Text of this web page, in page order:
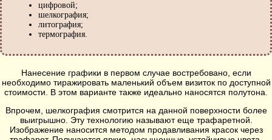
цифровой;
шелкография;
литография;
термография.
Нанесение графики в первом случае востребовано, если
необходимо тиражировать маленький объем визиток по доступной
стоимости. В этом варианте также идеально наносятся полутона.
Впрочем, шелкография смотрится на данной поверхности более
выигрышно. Эту технологию называют еще трафаретной.
Изображение наносится методом продавливания красок через